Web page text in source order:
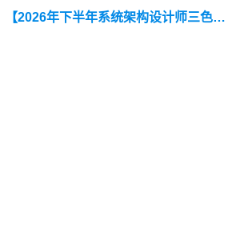
【2026年下半年系统架构设计师三色笔